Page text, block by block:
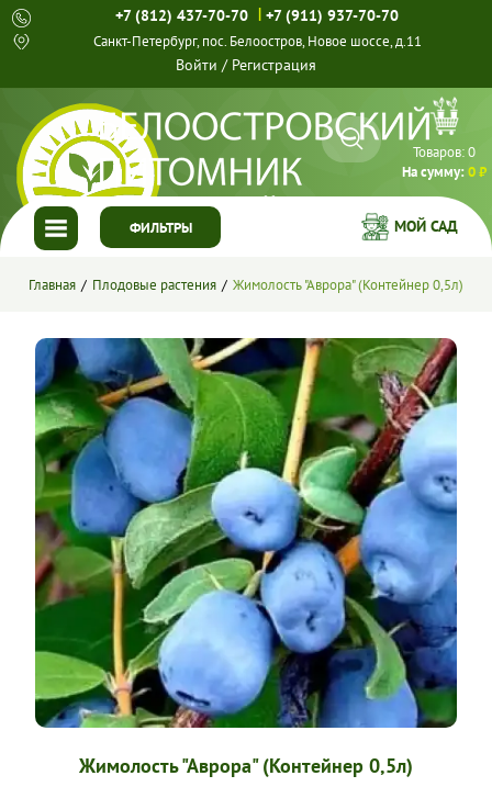
+7 (812) 437-70-70 | +7 (911) 937-70-70
Санкт-Петербург, пос. Белоостров, Новое шоссе, д.11
Войти / Регистрация
Товаров:0
На сумму:0 ₽
ФИЛЬТРЫ
ГЛАВНАЯ
КАТАЛОГ
СПЕЦПРЕДЛОЖЕНИЯ
ГОТОВЫЕ РЕШЕНИЯ
О НАС
УСЛОВИЯ РАБОТЫ
КОНТАКТЫ
МОЙ САД
Главная Плодовые растения Жимолость "Аврора" (Контейнер 0,5л)
Жимолость "Аврора" (Контейнер 0,5л)